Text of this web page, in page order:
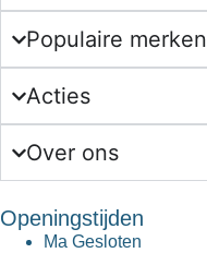
Populaire merken
Acties
Over ons
Openingstijden
Ma Gesloten